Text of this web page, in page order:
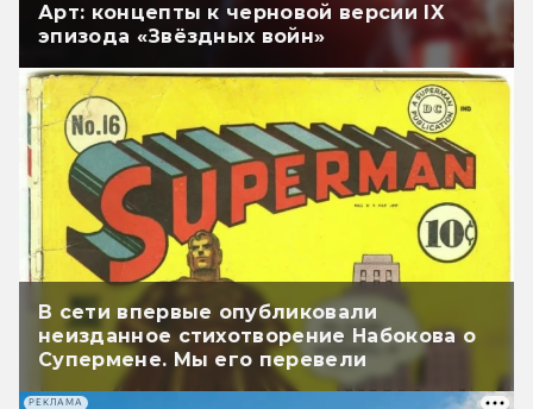
Арт: концепты к черновой версии IX
эпизода «Звёздных войн»
В сети впервые опубликовали
неизданное стихотворение Набокова о
Супермене. Мы его перевели
РЕКЛАМА